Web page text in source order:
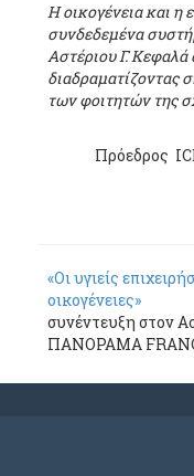
Η οικογένεια και η
συνδεδεμένα
Αστέριου Γ. Κεφαλά
διαδραματίζοντας
των φοιτητών της
Πρόεδρος
«Οι υγιείς
οικογένειες»
συνέντευξη στον
ΠΑΝΟΡΑΜΑ